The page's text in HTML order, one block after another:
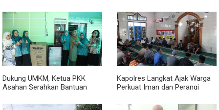
Nasional
Dukung UMKM, Ketua PKK
Asahan Serahkan Bantuan
Sentang
Kapolres Langkat Ajak Warga
Perkuat Iman dan Perangi
Curhat